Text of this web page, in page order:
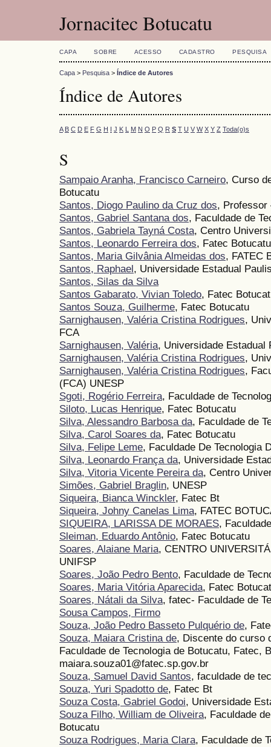
Jornacitec Botucatu
CAPA SOBRE ACESSO CADASTRO PESQUISA
Capa > Pesquisa > Índice de Autores
Índice de Autores
A B C D E F G H I J K L M N O P Q R S T U V W X Y Z Toda(o)s
S
Sampaio Aranha, Francisco Carneiro, Curso
Botucatu
Santos, Diogo Paulino da Cruz dos, Professor
Santos, Gabriel Santana dos, Faculdade de
Santos, Gabriela Tayná Costa, Centro
Santos, Leonardo Ferreira dos, Fatec Botucatu
Santos, Maria Gilvânia Almeidas dos, FATEC
Santos, Raphael, Universidade Estadual
Santos, Silas da Silva
Santos Gabarato, Vivian Toledo, Fatec
Santos Souza, Guilherme, Fatec Botucatu
Sarnighausen, Valéria Cristina Rodrigues,
FCA
Sarnighausen, Valéria, Universidade Estadual
Sarnighausen, Valéria Cristina Rodrigues,
Sarnighausen, Valéria Cristina Rodrigues,
(FCA) UNESP
Sgoti, Rogério Ferreira, Faculdade de
Siloto, Lucas Henrique, Fatec Botucatu
Silva, Alessandro Barbosa da, Faculdade de
Silva, Carol Soares da, Fatec Botucatu
Silva, Felipe Leme, Faculdade De Tecnologia
Silva, Leonardo França da, Universidade
Silva, Vitoria Vicente Pereira da, Centro
Simões, Gabriel Braglin, UNESP
Siqueira, Bianca Winckler, Fatec Bt
Siqueira, Johny Canelas Lima, FATEC
SIQUEIRA, LARISSA DE MORAES,
Sleiman, Eduardo Antônio, Fatec Botucatu
Soares, Alaiane Maria, CENTRO
UNIFSP
Soares, João Pedro Bento, Faculdade de
Soares, Maria Vitória Aparecida, Fatec
Soares, Nátali da Silva, fatec- Faculdade de
Sousa Campos, Firmo
Souza, João Pedro Basseto Pulquério de,
Souza, Maiara Cristina de, Discente do curso
Faculdade de Tecnologia de Botucatu, Fatec,
maiara.souza01@fatec.sp.gov.br
Souza, Samuel David Santos, faculdade de
Souza, Yuri Spadotto de, Fatec Bt
Souza Costa, Gabriel Godoi, Universidade
Souza Filho, William de Oliveira, Faculdade
Botucatu
Souza Rodrigues, Maria Clara, Faculdade de